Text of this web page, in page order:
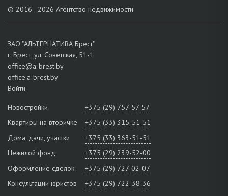
© 2016 - 2026 Агентство недвижимости
ЗАО "АЛЬТЕРНАТИВА Брест"
г. Брест, ул. Советская, 51-1
office@a-brest.by
office.a-brest.by
Войти
Новостройки
+375 (29) 757-57-57
Квартиры на вторичке
+375 (33) 315-51-51
Дома, дачи, участки
+375 (33) 363-51-51
Нежилой фонд
+375 (29) 239-52-00
Оформление сделок
+375 (29) 727-02-07
Консультации юристов
+375 (29) 722-38-36